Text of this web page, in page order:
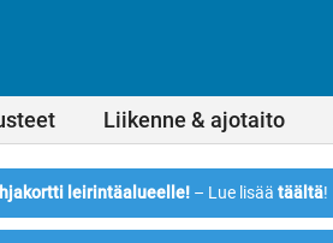
Liikenne & ajotaito
leirintäalueelle! – Lue lisää täältä!